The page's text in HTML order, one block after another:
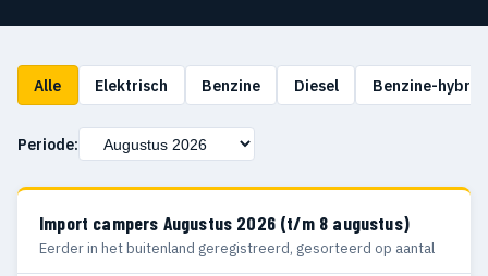
Alle Elektrisch Benzine Diesel Benzine-
Periode:
Import campers Augustus 2026 (t/m 8 augustus)
Eerder in het buitenland geregistreerd, gesorteerd op aantal